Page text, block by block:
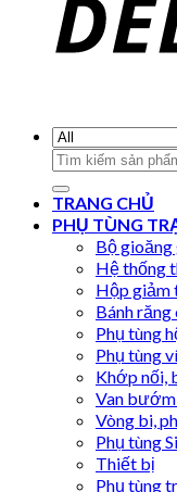
Search
for:
TRANG CHỦ
PHỤ TÙNG
Bộ
Hệ thống
Hộp giảm
Bánh răng
Phụ tùng
Phụ tùng
Khớp nối,
Van bướm
Vòng bi,
Phụ tùng
Thiết bị
Phụ tùng